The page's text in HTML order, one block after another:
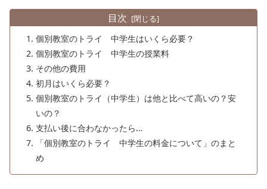
目次
個別教室のトライ 中学生はいくら必要？
個別教室のトライ 中学生の授業料
その他の費用
初月はいくら必要？
個別教室のトライ（中学生）は他と比べて高いの？安
いの？
支払い後に合わなかったら…
「個別教室のトライ 中学生の料金について」のまと
め